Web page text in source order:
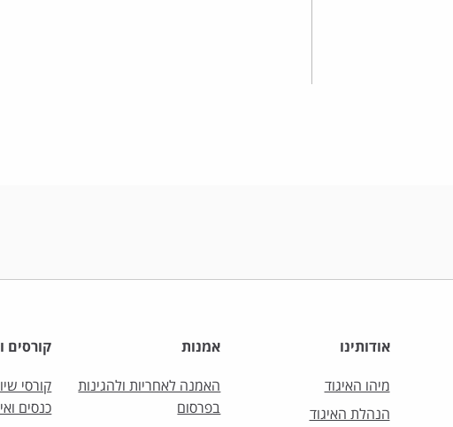
אודותינו
מיהו האיגוד
הנהלת האיגוד
אמנות
האמנה לאחריות ולהגינות
בפרסום
קורסים
קורסי
כנסים